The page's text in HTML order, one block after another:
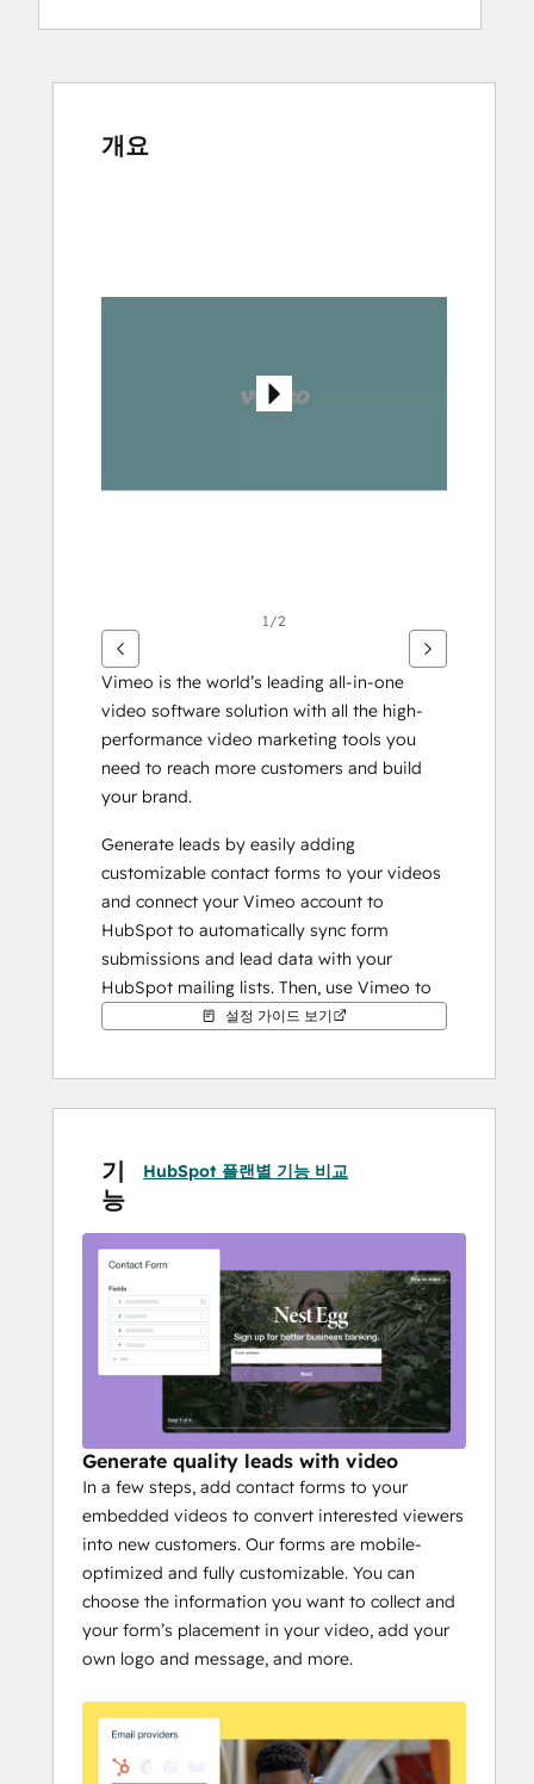
개요
시
오.
1/2
Vimeo is the world’s leading all-in-one
video software solution with all the high-
performance video marketing tools you
need to reach more customers and build
your brand.
Generate leads by easily adding
customizable contact forms to your videos
and connect your Vimeo account to
HubSpot to automatically sync form
submissions and lead data with your
HubSpot mailing lists. Then, use Vimeo to
easily embed GIFs of your videos in your
and click-through.
설정 가이드 보기
기
능
HubSpot 플랜별 기능 비교
Generate quality leads with video
In a few steps, add contact forms to your
embedded videos to convert interested viewers
into new customers. Our forms are mobile-
optimized and fully customizable. You can
choose the information you want to collect and
your form’s placement in your video, add your
own logo and message, and more.